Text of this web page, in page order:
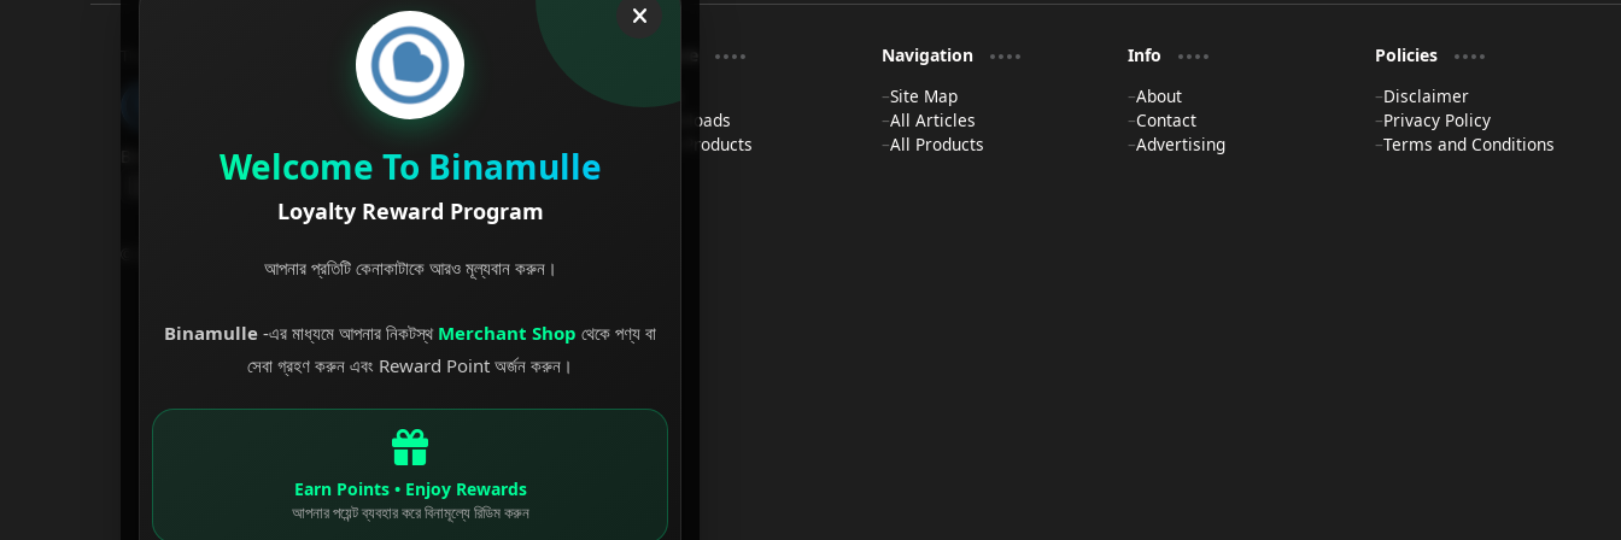
Welcome To Binamulle
Loyalty Reward Program
আপনার প্রতিটি কেনাকাটাকে আরও মূল্যবান করুন।
Binamulle -এর মাধ্যমে আপনার নিকটস্থ Merchant Shop থেকে পণ্য বা
সেবা গ্রহণ করুন এবং Reward Point অর্জন করুন।
Earn Points • Enjoy Rewards
আপনার পয়েন্ট ব্যবহার করে বিনামূল্যে রিডিম করুন
Binamulle.com – ফ্রি সেবায় স্বাগতম !
Shop
Downloads
Free Products
Navigation
Site Map
All Articles
All Products
Info
About
Contact
Advertising
Policies
Disclaimer
Privacy Policy
Terms and Conditions